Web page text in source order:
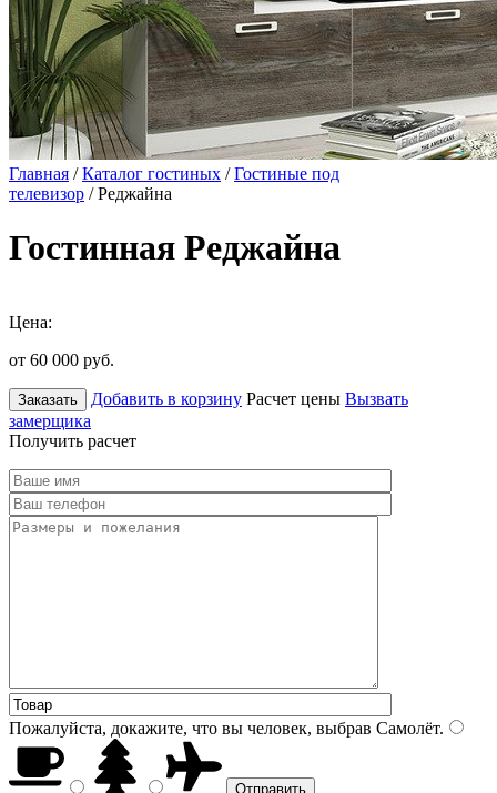
Главная /Каталог гостиных /Гостиные под
телевизор / Реджайна
Гостинная Реджайна
Цена:
от 60 000 руб.
Заказать Добавить в корзину Расчет цены Вызвать
замерщика
Получить расчет
Пожалуйста, докажите, что вы человек, выбрав Самолёт.